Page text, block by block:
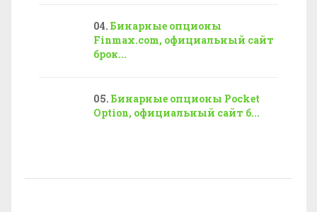
Бинарные опционы
Finmax.com, официальный сайт
брок...
Бинарные опционы Pocket
Option, официальный сайт б...